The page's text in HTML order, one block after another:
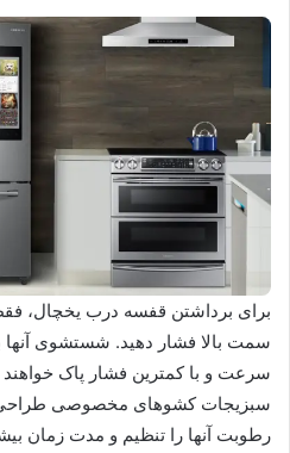
برای برداشتن قفسه درب یخچال،
سمت بالا فشار دهید. شستشوی آنها
سرعت و با کمترین فشار پاک
سبزیجات کشوهای مخصوصی طراحی
رطوبت آنها را تنظیم و مدت زمان